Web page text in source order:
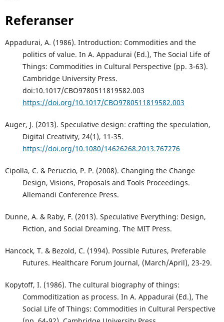
Referanser
Appadurai, A. (1986). Introduction: Commodities and the
politics of value. In A. Appadurai (Ed.), The Social Life of
Things: Commodities in Cultural Perspective (pp. 3-63).
Cambridge University Press.
doi:10.1017/CBO9780511819582.003
https://doi.org/10.1017/CBO9780511819582.003
Auger, J. (2013). Speculative design: crafting the speculation,
Digital Creativity, 24(1), 11-35.
https://doi.org/10.1080/14626268.2013.767276
Cipolla, C. & Peruccio, P. P. (2008). Changing the Change
Design, Visions, Proposals and Tools Proceedings.
Allemandi Conference Press.
Dunne, A. & Raby, F. (2013). Speculative Everything: Design,
Fiction, and Social Dreaming. The MIT Press.
Hancock, T. & Bezold, C. (1994). Possible Futures, Preferable
Futures. Healthcare Forum Journal, (March/April), 23-29.
Kopytoff, I. (1986). The cultural biography of things:
Commoditization as process. In A. Appadurai (Ed.), The
Social Life of Things: Commodities in Cultural Perspective